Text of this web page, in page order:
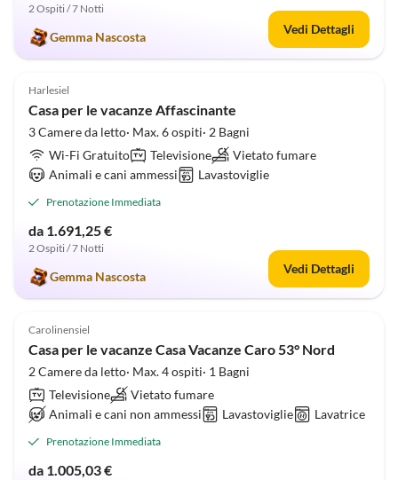
2 Ospiti / 7 Notti
Gemma Nascosta
Vedi Dettagli
Annuncio in
Alto
4.9 (22)
Harlesiel
Casa per le vacanze Affascinante
3 Camere da letto· Max. 6 ospiti· 2 Bagni
Wi-Fi Gratuito
Televisione
Vietato fumare
Animali e cani ammessi
Lavastoviglie
Prenotazione Immediata
da 1.691,25 €
2 Ospiti / 7 Notti
Gemma Nascosta
Vedi Dettagli
4.9 (22)
Carolinensiel
Casa per le vacanze Casa Vacanze Caro 53° Nord
2 Camere da letto· Max. 4 ospiti· 1 Bagni
Televisione
Vietato fumare
Animali e cani non ammessi
Lavastoviglie Lavatrice
Prenotazione Immediata
da 1.005,03 €